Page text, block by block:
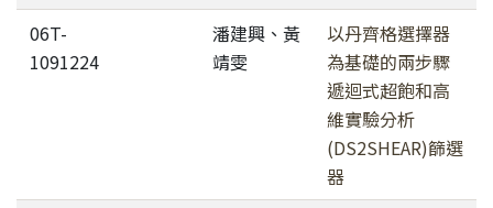
06T-
1091224
潘建興、黃
靖雯
以丹齊格選擇器
為基礎的兩步驟
遞迴式超飽和高
維實驗分析
(DS2SHEAR)篩選
器